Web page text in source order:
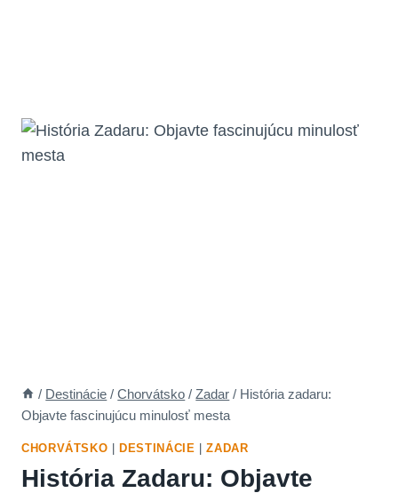
/ Destinácie / Chorvátsko / Zadar / História zadaru:
Objavte fascinujúcu minulosť mesta
CHORVÁTSKO DESTINÁCIE |ZADAR
História Zadaru: Objavte